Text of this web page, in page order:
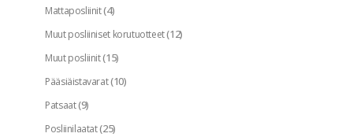
Mattaposliinit(4)
Muut posliiniset korutuotteet(12)
Muut posliinit(15)
Pääsiäistavarat(10)
Patsaat(9)
Posliinilaatat(25)